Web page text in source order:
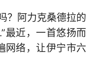
？阿力克桑德拉的
最近，一首悠扬而
网络，让伊宁市六